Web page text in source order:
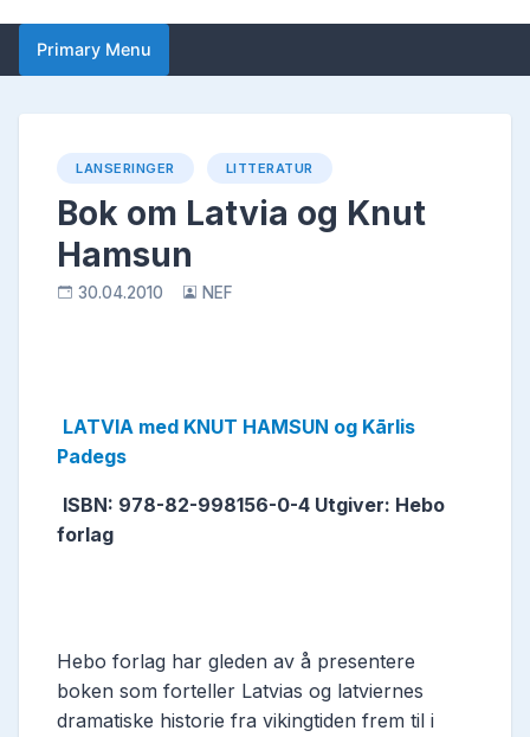
Primary Menu
LANSERINGER LITTERATUR
Bok om Latvia og Knut
Hamsun
30.04.2010 NEF
LATVIA med KNUT HAMSUN og Kārlis
Padegs
ISBN: 978-82-998156-0-4 Utgiver: Hebo
forlag
Hebo forlag har gleden av å presentere
boken som forteller Latvias og latviernes
dramatiske historie fra vikingtiden frem til i